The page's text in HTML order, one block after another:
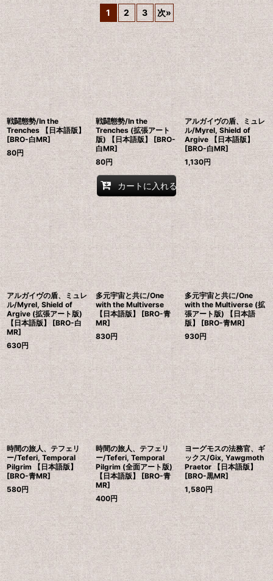
在庫あり
並び順:
絞り込む
1 2 3 次»
戦闘態勢/In the
Trenches 【日本語版】
[BRO-白MR]
80円
戦闘態勢/In the
Trenches (拡張アート
版) 【日本語版】 [BRO-
白MR]
80円
カートに入れる
アルガイヴの盾、ミュレ
ル/Myrel, Shield of
Argive 【日本語版】
[BRO-白MR]
1,130円
アルガイヴの盾、ミュレ
ル/Myrel, Shield of
Argive (拡張アート版)
【日本語版】 [BRO-白
MR]
630円
多元宇宙と共に/One
with the Multiverse
【日本語版】 [BRO-青
MR]
830円
多元宇宙と共に/One
with the Multiverse (拡
張アート版) 【日本語
版】 [BRO-青MR]
930円
時間の旅人、テフェリ
ー/Teferi, Temporal
Pilgrim 【日本語版】
[BRO-青MR]
580円
時間の旅人、テフェリ
ー/Teferi, Temporal
Pilgrim (全面アート版)
【日本語版】 [BRO-青
MR]
400円
ヨーグモスの法務官、ギ
ックス/Gix, Yawgmoth
Praetor 【日本語版】
[BRO-黒MR]
1,580円